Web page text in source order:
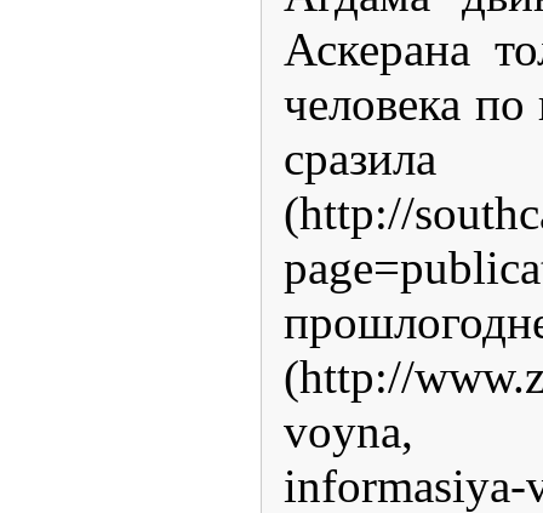
Аскерана
человека
сразила
(http://
(http://
voyna,
informasiya-